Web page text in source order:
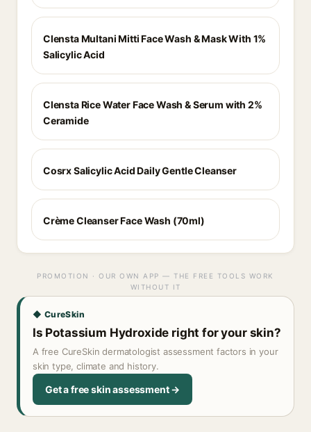
Clensta Multani Mitti Face Wash & Mask With 1%
Salicylic Acid
Clensta Rice Water Face Wash & Serum with 2%
Ceramide
Cosrx Salicylic Acid Daily Gentle Cleanser
Crème Cleanser Face Wash (70ml)
PROMOTION · OUR OWN APP — THE FREE TOOLS WORK
WITHOUT IT
◆ CureSkin
Is Potassium Hydroxide right for your skin?
A free CureSkin dermatologist assessment factors in your
skin type, climate and history.
Get a free skin assessment →